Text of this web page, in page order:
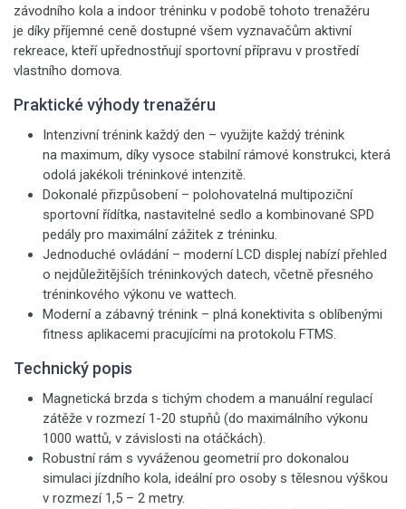
závodního kola a indoor tréninku v podobě tohoto trenažéru
je díky příjemné ceně dostupné všem vyznavačům aktivní
rekreace, kteří upřednostňují sportovní přípravu v prostředí
vlastního domova.
Praktické výhody trenažéru
Intenzivní trénink každý den – využijte každý trénink
na maximum, díky vysoce stabilní rámové konstrukci, která
odolá jakékoli tréninkové intenzitě.
Dokonalé přizpůsobení – polohovatelná multipoziční
sportovní řídítka, nastavitelné sedlo a kombinované SPD
pedály pro maximální zážitek z tréninku.
Jednoduché ovládání – moderní LCD displej nabízí přehled
o nejdůležitějších tréninkových datech, včetně přesného
tréninkového výkonu ve wattech.
Moderní a zábavný trénink – plná konektivita s oblíbenými
fitness aplikacemi pracujícími na protokolu FTMS.
Technický popis
Magnetická brzda s tichým chodem a manuální regulací
zátěže v rozmezí 1-20 stupňů (do maximálního výkonu
1000 wattů, v závislosti na otáčkách).
Robustní rám s vyváženou geometrií pro dokonalou
simulaci jízdního kola, ideální pro osoby s tělesnou výškou
v rozmezí 1,5 – 2 metry.